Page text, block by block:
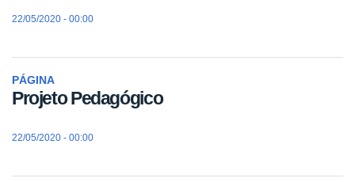
22/05/2020 - 00:00
PÁGINA
Projeto Pedagógico
22/05/2020 - 00:00